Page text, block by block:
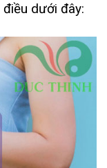
dưới đây: